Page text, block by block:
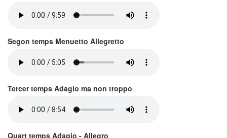
Segon temps Menuetto Allegretto
Tercer temps Adagio ma non troppo
Quart temps Adagio - Allegro